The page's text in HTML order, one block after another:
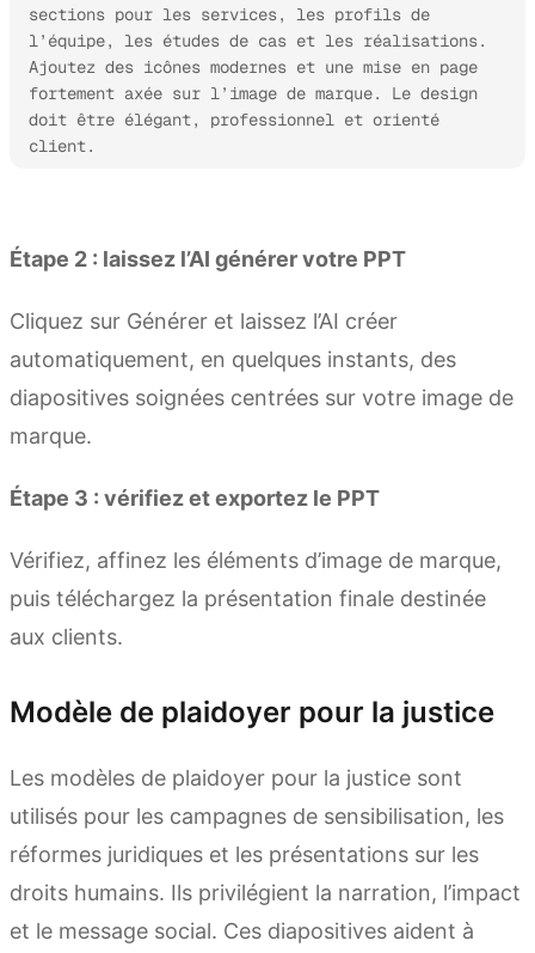
sections pour les services, les profils de
l’équipe, les études de cas et les réalisations.
Ajoutez des icônes modernes et une mise en page
fortement axée sur l’image de marque. Le design
doit être élégant, professionnel et orienté
client.
Étape 2 : laissez l’AI générer votre PPT
Cliquez sur Générer et laissez l’AI créer
automatiquement, en quelques instants, des
diapositives soignées centrées sur votre image de
marque.
Étape 3 : vérifiez et exportez le PPT
Vérifiez, affinez les éléments d’image de marque,
puis téléchargez la présentation finale destinée
aux clients.
Modèle de plaidoyer pour la justice
Les modèles de plaidoyer pour la justice sont
utilisés pour les campagnes de sensibilisation, les
réformes juridiques et les présentations sur les
droits humains. Ils privilégient la narration, l’impact
et le message social. Ces diapositives aident à